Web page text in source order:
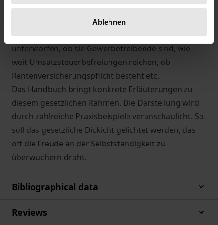
Ablehnen
Gesetzgeber hat im rechtlichen Rahmen der
Selbstständigkeit manches offen gelassen. Die
Betroffenen werden damit einer Art „Lernprozess“
unterworfen, ob sie Gewerbetreibende sind, wie
weit Umsatzsteuerbefreiungen reichen, ob
Rentenversicherungspflicht besteht etc.
Das Handbuch bringt konkrete Erläuterungen zu
diesem gesetzlichen Rahmen. Die Darstellung wird
durch zahlreiche Praxisbeispiele veranschaulicht. So
soll das gesetzliche Dickicht gelichtet werden, das
oft die Freude an der Selbstständigkeit zu
überwuchern droht.
Bibliographical data
Reviews